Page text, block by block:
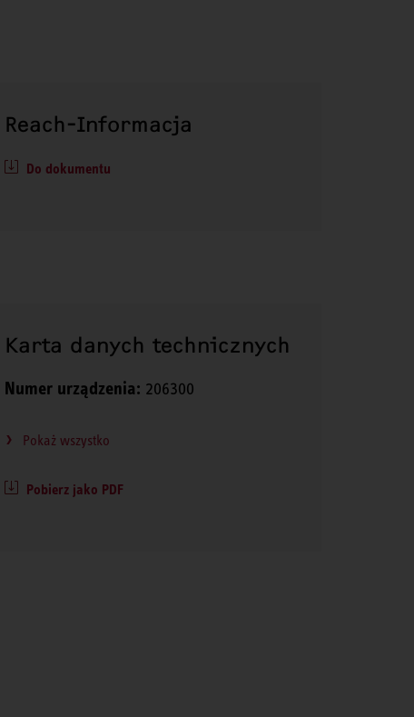
Reach-Informacja
Do dokumentu
Karta danych technicznych
Numer urządzenia: 206300
Pokaż wszystko
Pobierz jako PDF